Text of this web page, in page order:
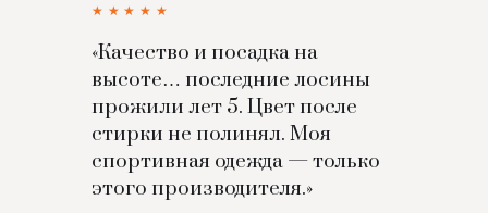
★★★★★
«Качество и посадка на
высоте… последние лосины
прожили лет 5. Цвет после
стирки не полинял. Моя
спортивная одежда — только
этого производителя.»